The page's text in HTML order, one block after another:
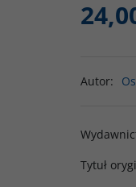
Autor:
Tytuł